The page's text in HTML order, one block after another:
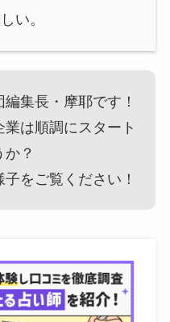
い。
集長・摩耶です！
業は順調にスタート
？
をご覧ください！